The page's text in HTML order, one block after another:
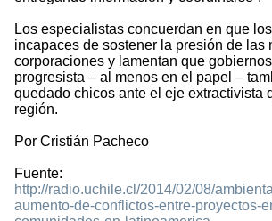
Los especialistas concuerdan en que
incapaces de sostener la presión de las
corporaciones y lamentan que
progresista – al menos en el papel –
quedado chicos ante el eje extractivista
región.
Por Cristián Pacheco
Fuente:
http://radio.uchile.cl/2014/02/08/
aumento-de-conflictos-entre-proyectos-